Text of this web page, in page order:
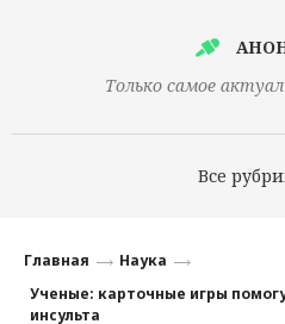
Только самое
Все
Финансы
Главная
Наука
Ученые: карточные игры
инсульта